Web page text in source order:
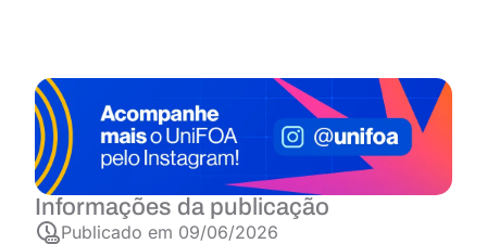
Informações da publicação
Publicado em 09/06/2026